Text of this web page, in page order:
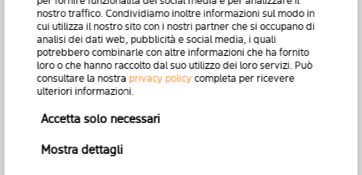
nostro traffico. Condividiamo inoltre informazioni sul modo in
cui utilizza il nostro sito con i nostri partner che si occupano di
analisi dei dati web, pubblicità e social media, i quali
potrebbero combinarle con altre informazioni che ha fornito
loro o che hanno raccolto dal suo utilizzo dei loro servizi. Può
consultare la nostra privacy policy completa per ricevere
ulteriori informazioni.
Accetta solo necessari
Mostra dettagli